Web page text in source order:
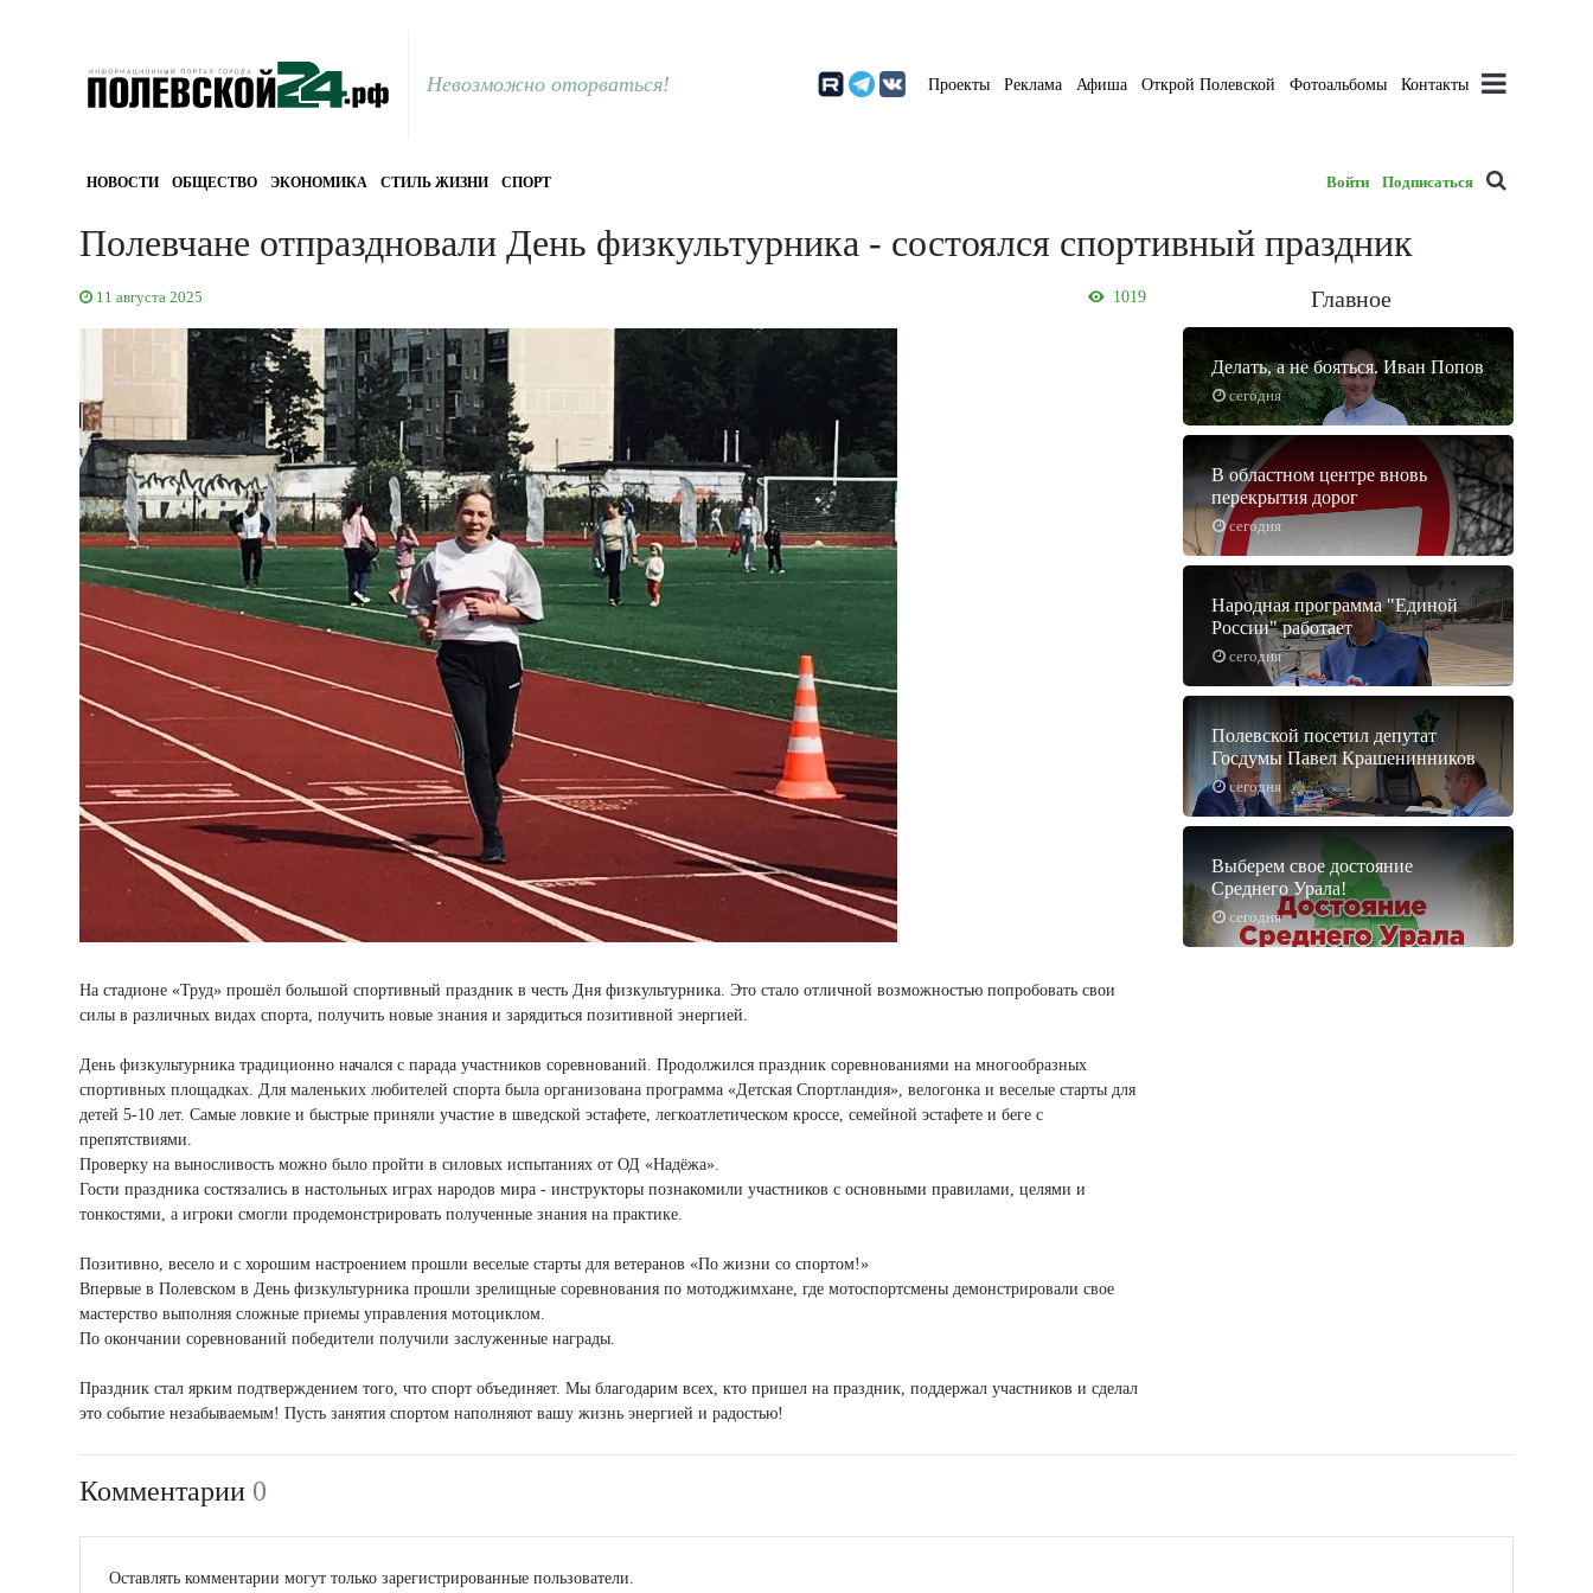
Невозможно оторваться! Проекты Реклама Афиша Открой Полевской Фотоальбомы Контакты
НОВОСТИ ОБЩЕСТВО ЭКОНОМИКА СТИЛЬ ЖИЗНИ СПОРТ Войти Подписаться
Полевчане отпраздновали День физкультурника - состоялся спортивный праздник
11 августа 2025 1019
На стадионе «Труд» прошёл большой спортивный праздник в честь Дня физкультурника. Это стало отличной возможностью попробовать свои
силы в различных видах спорта, получить новые знания и зарядиться позитивной энергией.
День физкультурника традиционно начался с парада участников соревнований. Продолжился праздник соревнованиями на многообразных
спортивных площадках. Для маленьких любителей спорта была организована программа «Детская Спортландия», велогонка и веселые старты для
детей 5-10 лет. Самые ловкие и быстрые приняли участие в шведской эстафете, легкоатлетическом кроссе, семейной эстафете и беге с
препятствиями.
Проверку на выносливость можно было пройти в силовых испытаниях от ОД «Надёжа».
Гости праздника состязались в настольных играх народов мира - инструкторы познакомили участников с основными правилами, целями и
тонкостями, а игроки смогли продемонстрировать полученные знания на практике.
Позитивно, весело и с хорошим настроением прошли веселые старты для ветеранов «По жизни со спортом!»
Впервые в Полевском в День физкультурника прошли зрелищные соревнования по мотоджимхане, где мотоспортсмены демонстрировали свое
мастерство выполняя сложные приемы управления мотоциклом.
По окончании соревнований победители получили заслуженные награды.
Праздник стал ярким подтверждением того, что спорт объединяет. Мы благодарим всех, кто пришел на праздник, поддержал участников и сделал
это событие незабываемым! Пусть занятия спортом наполняют вашу жизнь энергией и радостью!
Главное
сегодня
Делать, а не бояться. Иван Попов
сегодня
В областном центре вновь
перекрытия дорог
сегодня
Народная программа "Единой
России" работает
сегодня
Полевской посетил депутат
Госдумы Павел Крашенинников
сегодня
Выберем свое достояние
Среднего Урала!
Комментарии 0
Оставлять комментарии могут только зарегистрированные пользователи.